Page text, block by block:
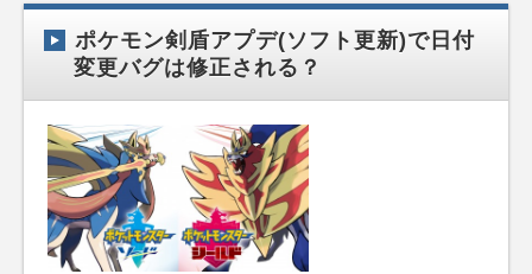
ポケモン剣盾アプデ(ソフト更新)で日付
変更バグは修正される？